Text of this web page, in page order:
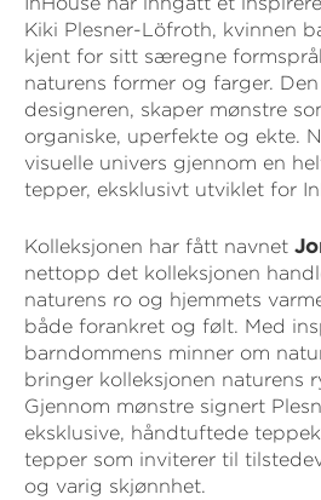
Kiki Plesner-Löfroth, kvinnen
kjent for sitt særegne
naturens former og farger.
designeren, skaper mønstre
organiske, uperfekte og ekte.
visuelle univers gjennom en
tepper, eksklusivt utviklet for
Kolleksjonen har fått navnet
nettopp det kolleksjonen
naturens ro og hjemmets
både forankret og følt. Med
barndommens minner om
bringer kolleksjonen naturens
Gjennom mønstre signert
eksklusive, håndtuftede
tepper som inviterer til
og varig skjønnhet.